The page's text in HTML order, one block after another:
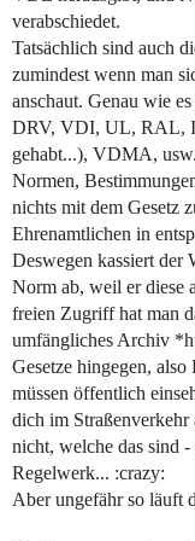
verabschiedet.
Tatsächlich sind auch
zumindest wenn man
anschaut. Genau wie
DRV, VDI, UL, RAL,
gehabt...), VDMA,
Normen,
nichts mit dem Gesetz
Ehrenamtlichen in
Deswegen kassiert der
Norm ab, weil er diese
freien Zugriff hat man
umfängliches Archiv
Gesetze hingegen,
müssen öffentlich
dich im
nicht, welche das sind
Regelwerk... :crazy:
Aber ungefähr so läuft